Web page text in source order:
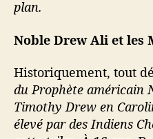
plan.
Noble Drew Ali et les
Historiquement, tout
du Prophète américain
Timothy Drew en
élevé par des Indiens